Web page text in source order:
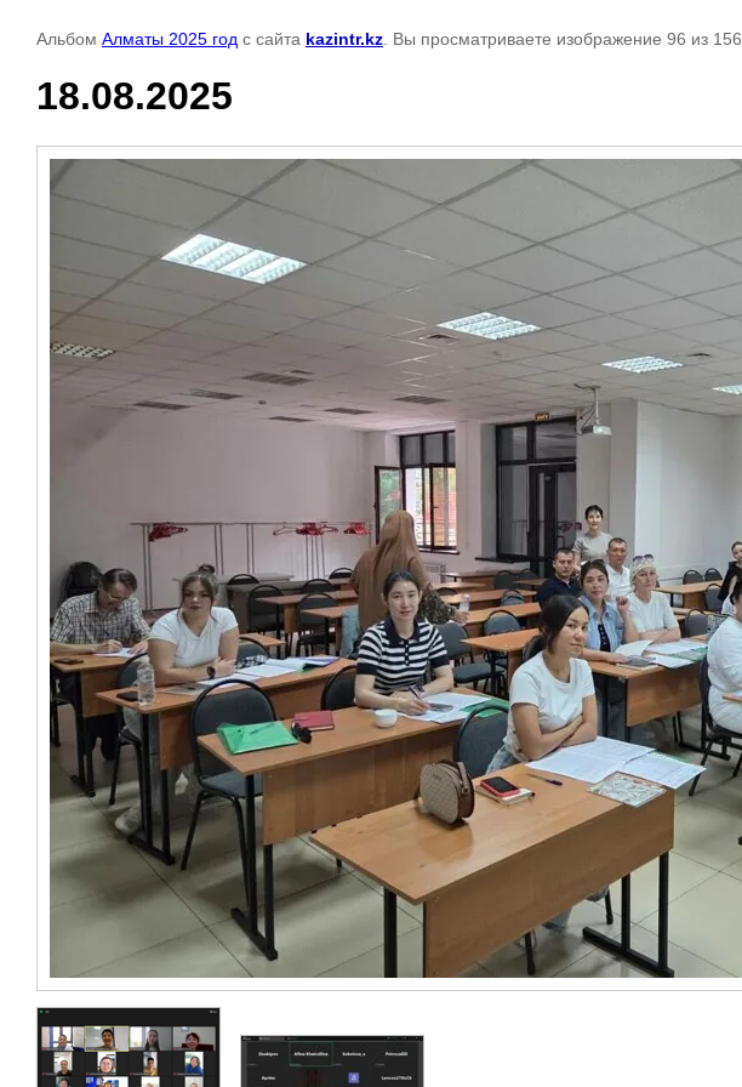
Альбом Алматы 2025 год с сайта kazintr.kz . Вы просматриваете изображение 96 из 156
18.08.2025